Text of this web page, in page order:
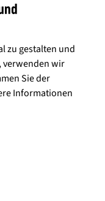
Strecke wagt. Das
einer Höhe von
vor. Der Rundkurs
sind frenetische Fans
wieder zu den
zu gestalten und
verwenden wir
Sie der
Informationen